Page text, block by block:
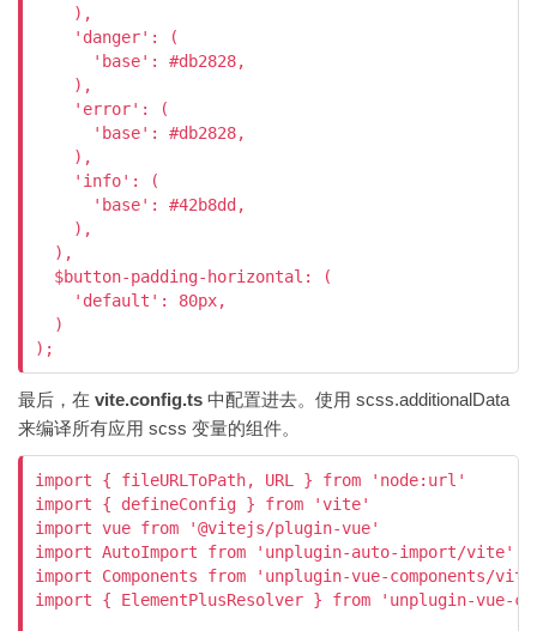
    ),
    'danger': (
      'base': #db2828,
    ),
    'error': (
      'base': #db2828,
    ),
    'info': (
      'base': #42b8dd,
    ),
  ),
  $button-padding-horizontal: (
    'default': 80px,
  )
);
最后，在 vite.config.ts 中配置进去。使用 scss.additionalData
来编译所有应用 scss 变量的组件。
import { fileURLToPath, URL } from 'node:url'
import { defineConfig } from 'vite'
import vue from '@vitejs/plugin-vue'
import AutoImport from 'unplugin-auto-import/vite'
import Components from 'unplugin-vue-components/
import { ElementPlusResolver } from 'unplugin-vue-